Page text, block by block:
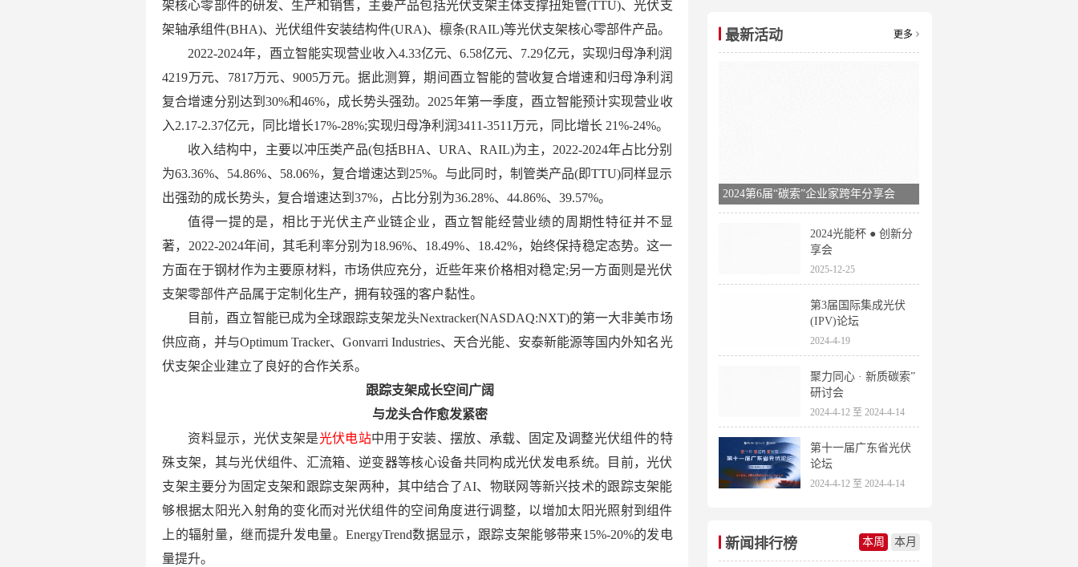
架核心零部件的研发、生产和销售，主要产品包括光伏支架主体支撑扭矩管(TTU)、光伏支
架轴承组件(BHA)、光伏组件安装结构件(URA)、檩条(RAIL)等光伏支架核心零部件产品。
2022-2024年，酉立智能实现营业收入4.33亿元、6.58亿元、7.29亿元，实现归母净利润
4219万元、7817万元、9005万元。据此测算，期间酉立智能的营收复合增速和归母净利润
复合增速分别达到30%和46%，成长势头强劲。2025年第一季度，酉立智能预计实现营业收
入2.17-2.37亿元，同比增长17%-28%;实现归母净利润3411-3511万元，同比增长 21%-24%。
收入结构中，主要以冲压类产品(包括BHA、URA、RAIL)为主，2022-2024年占比分别
为63.36%、54.86%、58.06%，复合增速达到25%。与此同时，制管类产品(即TTU)同样显示
出强劲的成长势头，复合增速达到37%，占比分别为36.28%、44.86%、39.57%。
值得一提的是，相比于光伏主产业链企业，酉立智能经营业绩的周期性特征并不显
著，2022-2024年间，其毛利率分别为18.96%、18.49%、18.42%，始终保持稳定态势。这一
方面在于钢材作为主要原材料，市场供应充分，近些年来价格相对稳定;另一方面则是光伏
支架零部件产品属于定制化生产，拥有较强的客户黏性。
目前，酉立智能已成为全球跟踪支架龙头Nextracker(NASDAQ:NXT)的第一大非美市场
供应商，并与Optimum Tracker、Gonvarri Industries、天合光能、安泰新能源等国内外知名光
伏支架企业建立了良好的合作关系。
跟踪支架成长空间广阔
与龙头合作愈发紧密
资料显示，光伏支架是光伏电站中用于安装、摆放、承载、固定及调整光伏组件的特
殊支架，其与光伏组件、汇流箱、逆变器等核心设备共同构成光伏发电系统。目前，光伏
支架主要分为固定支架和跟踪支架两种，其中结合了AI、物联网等新兴技术的跟踪支架能
够根据太阳光入射角的变化而对光伏组件的空间角度进行调整，以增加太阳光照射到组件
上的辐射量，继而提升发电量。EnergyTrend数据显示，跟踪支架能够带来15%-20%的发电
量提升。
最新活动 更多
2024第6届“碳索”企业家跨年分享会
2024光能杯 ● 创新分
享会
2025-12-25
第3届国际集成光伏
(IPV)论坛
2024-4-19
聚力同心 · 新质碳索”
研讨会
2024-4-12 至 2024-4-14
第十一届广东省光伏
论坛
2024-4-12 至 2024-4-14
新闻排行榜 本周 本月